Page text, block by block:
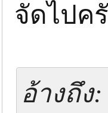
จัดไปค
อ้างถึง: